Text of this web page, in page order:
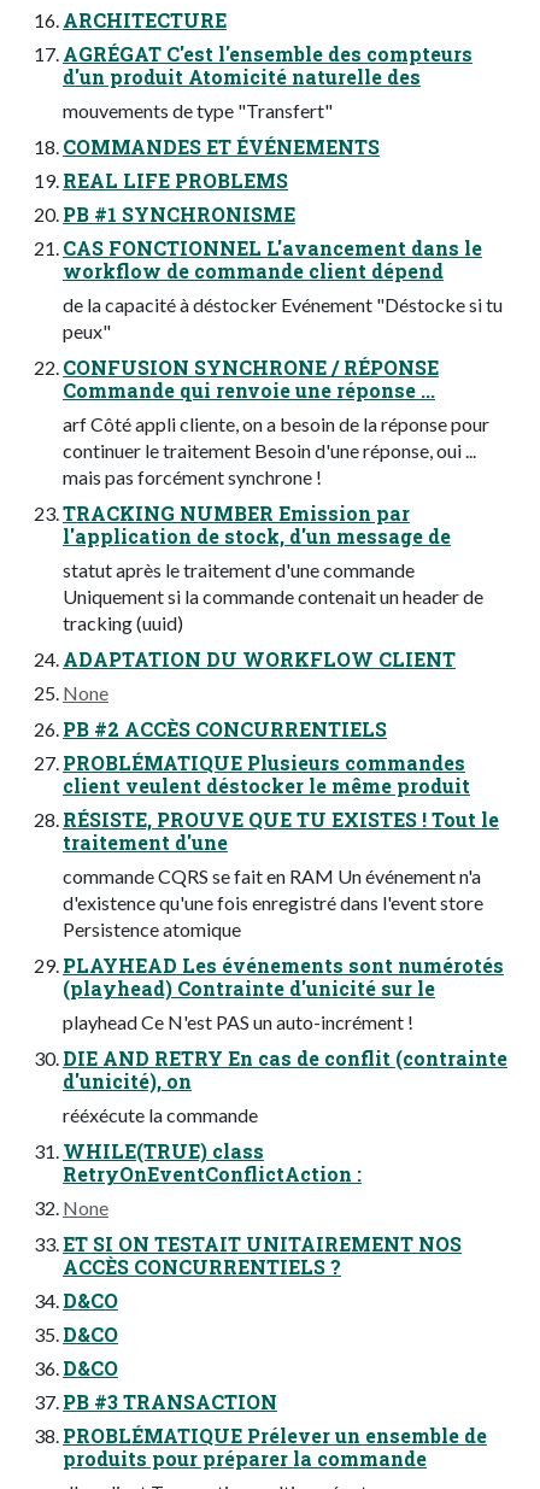
ARCHITECTURE
AGRÉGAT C'est l'ensemble des compteurs
d'un produit Atomicité naturelle des
mouvements de type "Transfert"
COMMANDES ET ÉVÉNEMENTS
REAL LIFE PROBLEMS
PB #1 SYNCHRONISME
CAS FONCTIONNEL L'avancement dans le
workflow de commande client dépend
de la capacité à déstocker Evénement "Déstocke si tu
peux"
CONFUSION SYNCHRONE / RÉPONSE
Commande qui renvoie une réponse ...
arf Côté appli cliente, on a besoin de la réponse pour
continuer le traitement Besoin d'une réponse, oui ...
mais pas forcément synchrone !
TRACKING NUMBER Emission par
l'application de stock, d'un message de
statut après le traitement d'une commande
Uniquement si la commande contenait un header de
tracking (uuid)
ADAPTATION DU WORKFLOW CLIENT
None
PB #2 ACCÈS CONCURRENTIELS
PROBLÉMATIQUE Plusieurs commandes
client veulent déstocker le même produit
RÉSISTE, PROUVE QUE TU EXISTES ! Tout le
traitement d'une
commande CQRS se fait en RAM Un événement n'a
d'existence qu'une fois enregistré dans l'event store
Persistence atomique
PLAYHEAD Les événements sont numérotés
(playhead) Contrainte d'unicité sur le
playhead Ce N'est PAS un auto-incrément !
DIE AND RETRY En cas de conflit (contrainte
d'unicité), on
rééxécute la commande
WHILE(TRUE) class
RetryOnEventConflictAction :
None
ET SI ON TESTAIT UNITAIREMENT NOS
ACCÈS CONCURRENTIELS ?
D&CO
D&CO
D&CO
PB #3 TRANSACTION
PROBLÉMATIQUE Prélever un ensemble de
produits pour préparer la commande